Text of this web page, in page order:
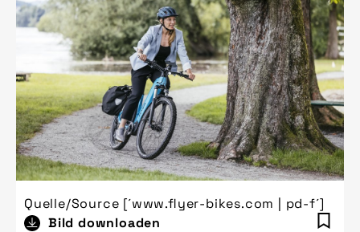
Quelle/Source [´www.flyer-bikes.com | pd-f´]
Bild downloaden